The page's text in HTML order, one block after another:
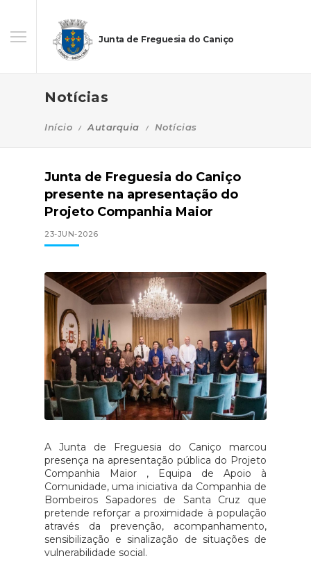
Junta de Freguesia do Caniço
Notícias
Início Autarquia Notícias
Junta de Freguesia do Caniço
presente na apresentação do
Projeto Companhia Maior
23-JUN-2026
A Junta de Freguesia do Caniço marcou
presença na apresentação pública do Projeto
Companhia Maior , Equipa de Apoio à
Comunidade, uma iniciativa da Companhia de
Bombeiros Sapadores de Santa Cruz que
pretende reforçar a proximidade à população
através da prevenção, acompanhamento,
sensibilização e sinalização de situações de
vulnerabilidade social.